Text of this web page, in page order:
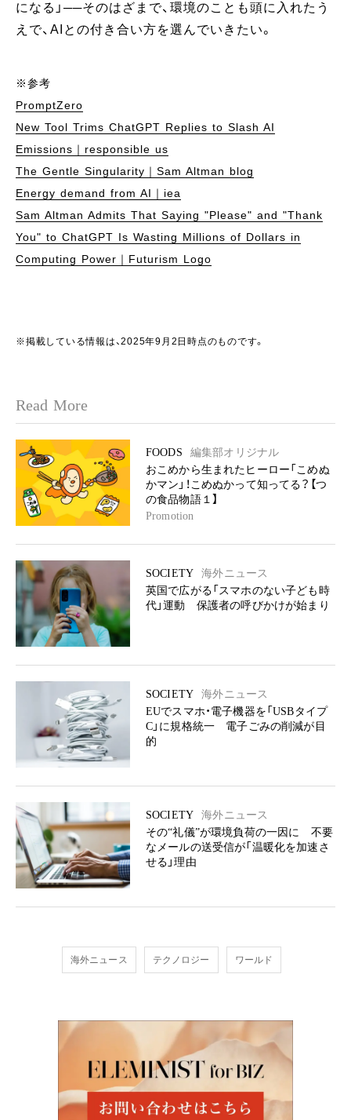
になる」──そのはざまで、環境のことも頭に入れたう
えで、AIとの付き合い方を選んでいきたい。
※参考
PromptZero
New Tool Trims ChatGPT Replies to Slash AI
Emissions｜responsible us
The Gentle Singularity｜Sam Altman blog
Energy demand from AI｜iea
Sam Altman Admits That Saying "Please" and "Thank
You" to ChatGPT Is Wasting Millions of Dollars in
Computing Power｜Futurism Logo
※掲載している情報は、2025年9月2日時点のものです。
Read More
FOODS
編集部オリジナル
おこめから生まれたヒーロー「こめぬ
かマン」！こめぬかって知ってる？【つ
の食品物語１】
Promotion
SOCIETY
海外ニュース
英国で広がる「スマホのない子ども時
代」運動 保護者の呼びかけが始まり
SOCIETY
海外ニュース
EUでスマホ・電子機器を「USBタイプ
C」に規格統一 電子ごみの削減が目
的
SOCIETY
海外ニュース
その“礼儀”が環境負荷の一因に 不要
なメールの送受信が「温暖化を加速さ
せる」理由
海外ニュース テクノロジー ワールド